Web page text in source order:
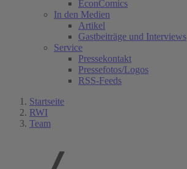
EconComics
In den Medien
Artikel
Gastbeiträge und Interviews
Service
Pressekontakt
Pressefotos/Logos
RSS-Feeds
Startseite
RWI
Team